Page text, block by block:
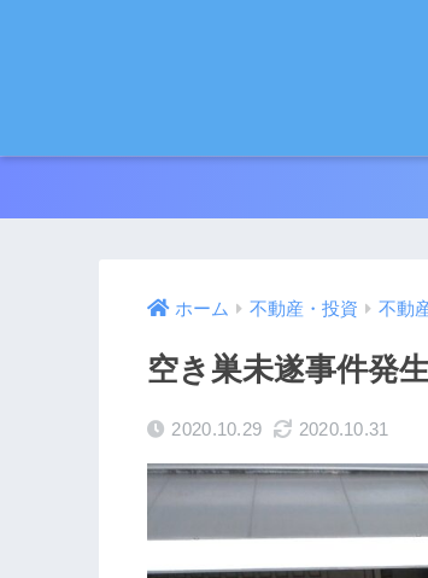
ホーム 不動産・投資 不動
空き巣未遂事件発
2020.10.29 2020.10.31